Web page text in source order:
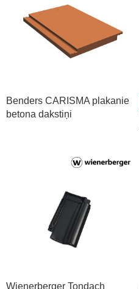
Benders CARISMA plakanie
betona dakstiņi
Wienerberger Tondach